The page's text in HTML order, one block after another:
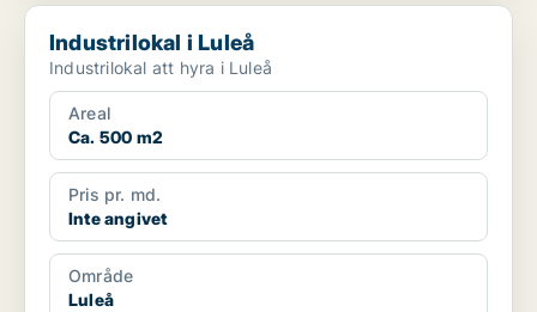
Industrilokal i Luleå
Industrilokal i Luleå
Industrilokal att hyra i Luleå
Areal
Ca. 500 m2
Pris pr. md.
Inte angivet
Område
Luleå